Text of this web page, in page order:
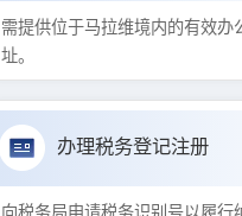
需提供位于马拉维境内的有效办
址。
办理税务登记注册